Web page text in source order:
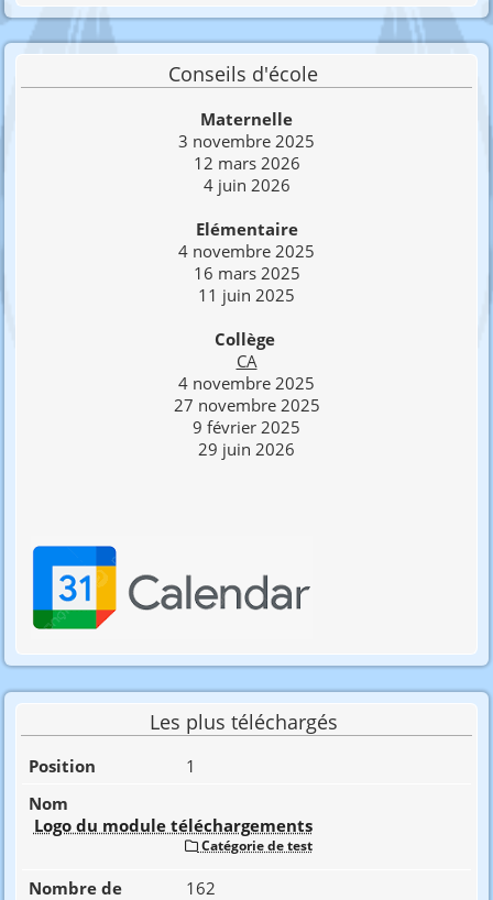
Conseils d'école
Maternelle
3 novembre 2025
12 mars 2026
4 juin 2026
Elémentaire
4 novembre 2025
16 mars 2025
11 juin 2025
Collège
CA
4 novembre 2025
27 novembre 2025
9 février 2025
29 juin 2026
Les plus téléchargés
1
Logo du module téléchargements
Catégorie de test
162